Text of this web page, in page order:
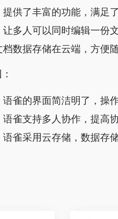
供了丰富的功能，满足
让多人可以同时编辑一份
档数据存储在云端，方便
雀的界面简洁明了，操
语雀支持多人协作，提高
语雀采用云存储，数据存